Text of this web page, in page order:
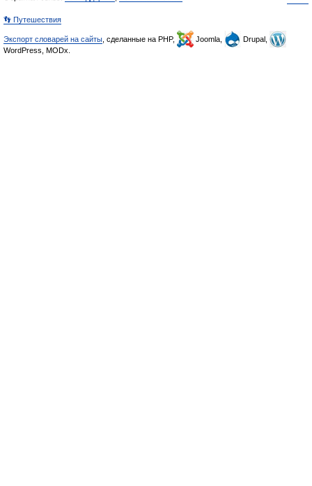
👣 Путешествия
Экспорт словарей на сайты , сделанные на PHP, Joomla,
Drupal,
WordPress, MODx.